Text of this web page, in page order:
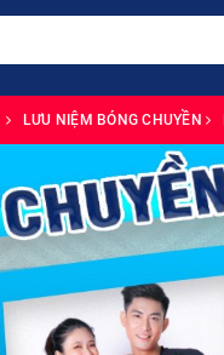
LƯU NIỆM BÓNG CHUYỀN